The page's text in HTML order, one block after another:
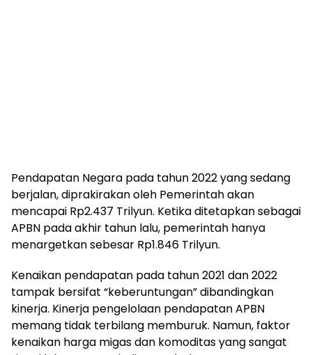
Pendapatan Negara pada tahun 2022 yang sedang
berjalan, diprakirakan oleh Pemerintah akan
mencapai Rp2.437 Trilyun. Ketika ditetapkan sebagai
APBN pada akhir tahun lalu, pemerintah hanya
menargetkan sebesar Rp1.846 Trilyun.
Kenaikan pendapatan pada tahun 2021 dan 2022
tampak bersifat “keberuntungan” dibandingkan
kinerja. Kinerja pengelolaan pendapatan APBN
memang tidak terbilang memburuk. Namun, faktor
kenaikan harga migas dan komoditas yang sangat